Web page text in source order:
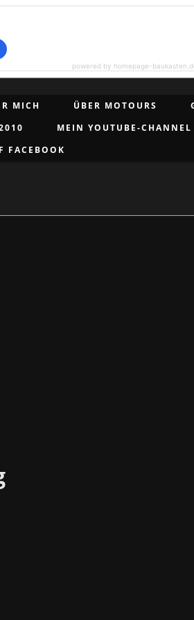
MICH ÜBER MOTOURS
MEIN YOUTUBE-CHANNEL
FACEBOOK
powered by homepage-